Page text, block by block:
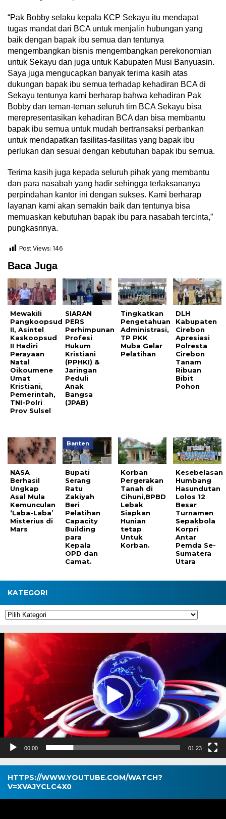
“Pak Bobby selaku kepala KCP Sekayu itu mendapat
tugas mandat dari BCA untuk menjalin hubungan yang
baik dengan bapak ibu semua dan tentunya
mengembangkan bisnis mengembangkan perekonomian
untuk Sekayu dan juga untuk Kabupaten Musi Banyuasin.
Saya juga mengucapkan banyak terima kasih atas
dukungan bapak ibu semua terhadap kehadiran BCA di
Sekayu tentunya kami berharap bahwa kehadiran Pak
Bobby dan teman-teman seluruh tim BCA Sekayu bisa
merepresentasikan kehadiran BCA dan bisa membantu
bapak ibu semua untuk mudah bertransaksi perbankan
untuk mendapatkan fasilitas-fasilitas yang bapak ibu
perlukan dan sesuai dengan kebutuhan bapak ibu semua.
Terima kasih juga kepada seluruh pihak yang membantu
dan para nasabah yang hadir sehingga terlaksananya
perpindahan kantor ini dengan sukses. Kami berharap
layanan kami akan semakin baik dan tentunya bisa
memuaskan kebutuhan bapak ibu para nasabah tercinta,”
pungkasnnya.
Post Views: 146
Baca Juga
Mewakili
Pangkoopsud
II, Asintel
Kaskoopsud
II Hadiri
Perayaan
Natal
Oikoumene
Umat
Kristiani,
Pemerintah,
TNI-Polri
Prov Sulsel
SIARAN
PERS
Perhimpunan
Profesi
Hukum
Kristiani
(PPHKI) &
Jaringan
Peduli
Anak
Bangsa
(JPAB)
Tingkatkan
Pengetahuan
Administrasi,
TP PKK
Muba Gelar
Pelatihan
DLH
Kabupaten
Cirebon
Apresiasi
Polresta
Cirebon
Tanam
Ribuan
Bibit
Pohon
NASA
Berhasil
Ungkap
Asal Mula
Kemunculan
‘Laba-Laba’
Misterius di
Mars
Banten
Bupati
Serang
Ratu
Zakiyah
Beri
Pelatihan
Capacity
Building
para
Kepala
OPD dan
Camat.
Korban
Pergerakan
Tanah di
Cihuni,BPBD
Lebak
Siapkan
Hunian
tetap
Untuk
Korban.
Kesebelasan
Humbang
Hasundutan
Lolos 12
Besar
Turnamen
Sepakbola
Korpri
Antar
Pemda Se-
Sumatera
Utara
KATEGORI
Kategori
Pemutar
Video
00:00 01:23
HTTPS://WWW.YOUTUBE.COM/WATCH?
V=XVAJYCLC4X0
Pemutar